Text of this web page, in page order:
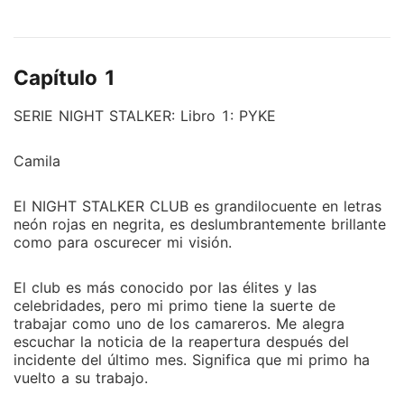
Finalmente, ella se convirtió en mi adicción. Empecé
había sentido, pero no pude evitarlo. Una noche con
Capítulo 1
SERIE NIGHT STALKER: Libro 1: PYKE
Camila
El NIGHT STALKER CLUB es grandilocuente en letras
neón rojas en negrita, es deslumbrantemente brillante
como para oscurecer mi visión.
El club es más conocido por las élites y las
celebridades, pero mi primo tiene la suerte de
trabajar como uno de los camareros. Me alegra
escuchar la noticia de la reapertura después del
incidente del último mes. Significa que mi primo ha
vuelto a su trabajo.